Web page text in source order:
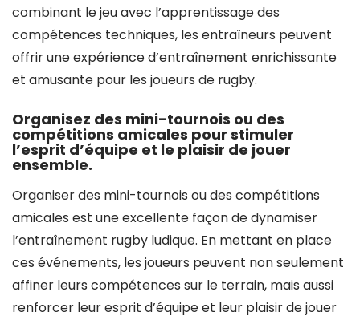
combinant le jeu avec l’apprentissage des
compétences techniques, les entraîneurs peuvent
offrir une expérience d’entraînement enrichissante
et amusante pour les joueurs de rugby.
Organisez des mini-tournois ou des
compétitions amicales pour stimuler
l’esprit d’équipe et le plaisir de jouer
ensemble.
Organiser des mini-tournois ou des compétitions
amicales est une excellente façon de dynamiser
l’entraînement rugby ludique. En mettant en place
ces événements, les joueurs peuvent non seulement
affiner leurs compétences sur le terrain, mais aussi
renforcer leur esprit d’équipe et leur plaisir de jouer